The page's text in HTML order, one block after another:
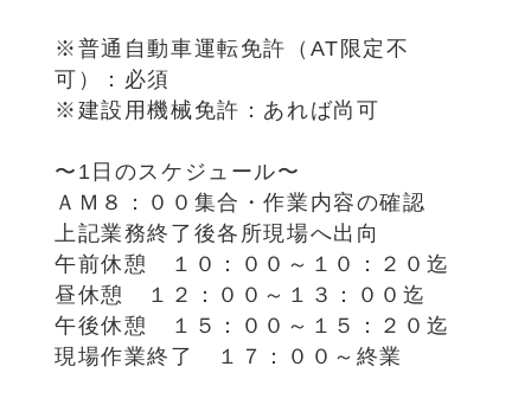
※普通自動車運転免許（AT限定不
可）：必須
※建設用機械免許：あれば尚可
〜1日のスケジュール〜
ＡＭ８：００集合・作業内容の確認
上記業務終了後各所現場へ出向
午前休憩 １０：００～１０：２０迄
昼休憩 １２：００～１３：００迄
午後休憩 １５：００～１５：２０迄
現場作業終了 １７：００～終業